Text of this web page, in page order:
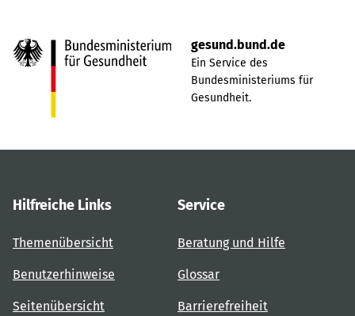
gesund.bund.de
Ein Service des
Bundesministeriums für
Gesundheit.
Hilfreiche Links
Themenübersicht
Benutzerhinweise
Seitenübersicht
Service
Beratung und Hilfe
Glossar
Barrierefreiheit